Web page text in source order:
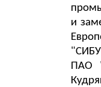
и
ПАО